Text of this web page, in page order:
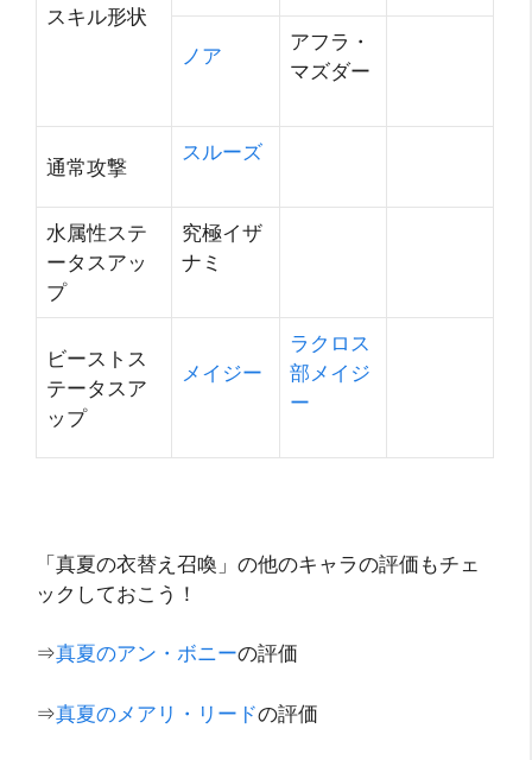
スキル形状
ノア
アフラ・
マズダー
通常攻撃
スルーズ
水属性ステ
ータスアッ
プ
究極イザ
ナミ
ビーストス
テータスア
ップ
メイジー
ラクロス
部メイジ
ー
「真夏の衣替え召喚」の他のキャラの評価もチェ
ックしておこう！
⇒真夏のアン・ボニーの評価
⇒真夏のメアリ・リードの評価